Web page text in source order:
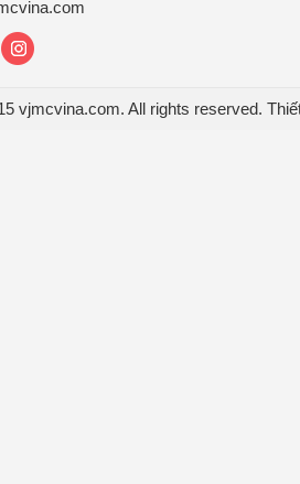
vjmcvina.com. All rights reserved.